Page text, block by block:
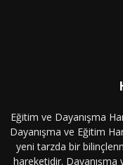
Eğitim ve Dayanışma
Dayanışma ve Eğitim
yeni tarzda bir
hareketidir.